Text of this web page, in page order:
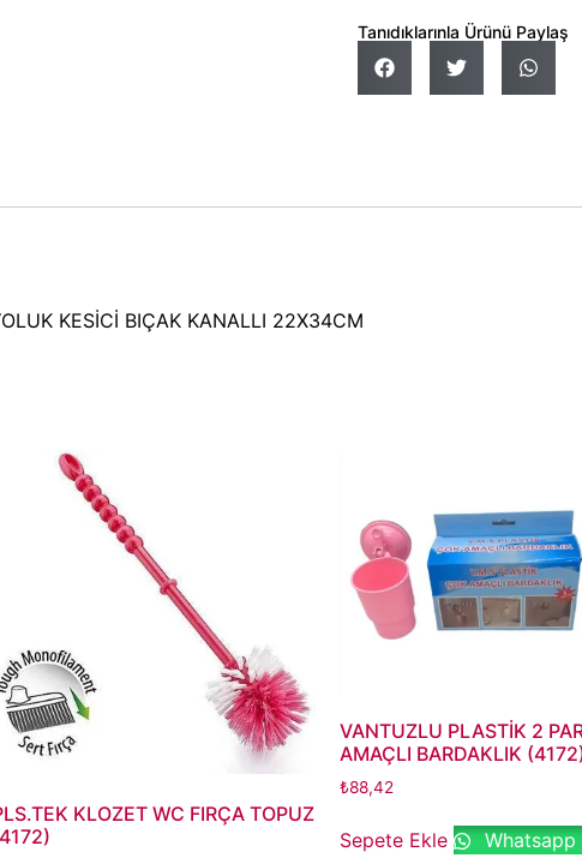
Tanıdıklarınla Ürünü Paylaş
KESİCİ BIÇAK KANALLI 22X34CM
KLOZET WC FIRÇA TOPUZ
VANTUZLU PLASTİK 2
AMAÇLI BARDAKLIK
₺88,42
Sepete Ekle Whatsapp